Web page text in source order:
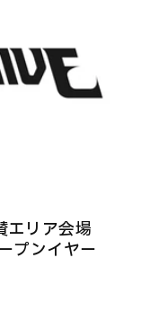
エリア会場
プンイヤー